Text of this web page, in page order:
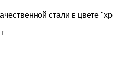
стали в цвете